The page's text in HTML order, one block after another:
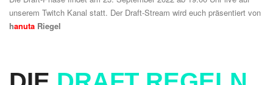
unserem Twitch Kanal statt. Der Draft-Stream wird euch präsentiert von
hanuta Riegel